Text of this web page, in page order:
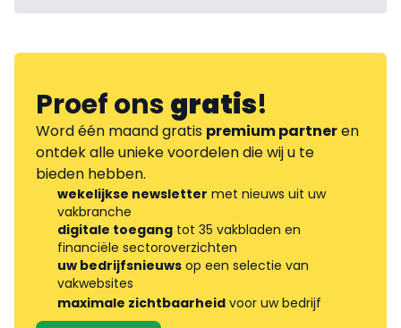
Proef onsgratis!
Word één maand gratis premium partneren
ontdek alle unieke voordelen die wij u te
bieden hebben.
wekelijkse newsletter met nieuws uit uw
vakbranche
digitale toegang tot 35 vakbladen en
financiële sectoroverzichten
uw bedrijfsnieuws op een selectie van
vakwebsites
maximale zichtbaarheid voor uw bedrijf